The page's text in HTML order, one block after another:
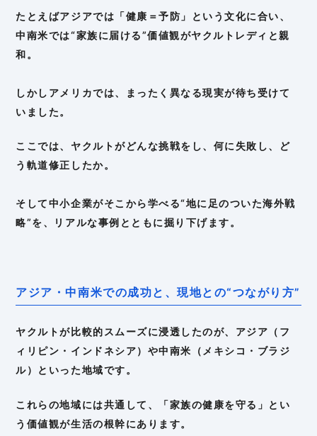
たとえばアジアでは「健康＝予防」という文化に合い、
中南米では“家族に届ける”価値観がヤクルトレディと親
和。
しかしアメリカでは、まったく異なる現実が待ち受けて
いました。
ここでは、ヤクルトがどんな挑戦をし、何に失敗し、ど
う軌道修正したか。
そして中小企業がそこから学べる“地に足のついた海外戦
略”を、リアルな事例とともに掘り下げます。
アジア・中南米での成功と、現地との“つながり方”
ヤクルトが比較的スムーズに浸透したのが、アジア（フ
ィリピン・インドネシア）や中南米（メキシコ・ブラジ
ル）といった地域です。
これらの地域には共通して、「家族の健康を守る」とい
う価値観が生活の根幹にあります。